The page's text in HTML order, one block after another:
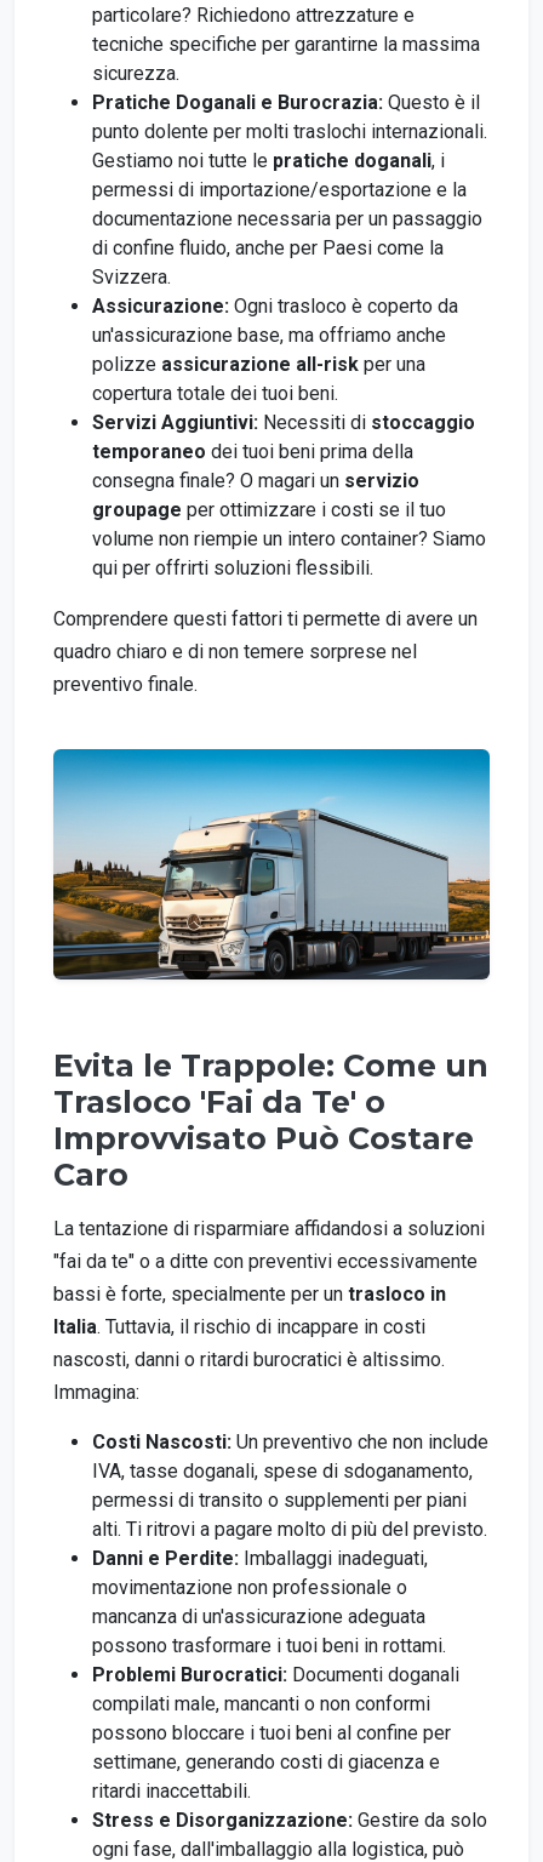
particolare? Richiedono attrezzature e
tecniche specifiche per garantirne la massima
sicurezza.
Pratiche Doganali e Burocrazia: Questo è il
punto dolente per molti traslochi internazionali.
Gestiamo noi tutte le pratiche doganali, i
permessi di importazione/esportazione e la
documentazione necessaria per un passaggio
di confine fluido, anche per Paesi come la
Svizzera.
Assicurazione: Ogni trasloco è coperto da
un'assicurazione base, ma offriamo anche
polizze assicurazione all-risk per una
copertura totale dei tuoi beni.
Servizi Aggiuntivi: Necessiti di stoccaggio
temporaneo dei tuoi beni prima della
consegna finale? O magari un servizio
groupage per ottimizzare i costi se il tuo
volume non riempie un intero container? Siamo
qui per offrirti soluzioni flessibili.
Comprendere questi fattori ti permette di avere un
quadro chiaro e di non temere sorprese nel
preventivo finale.
Evita le Trappole: Come un
Trasloco 'Fai da Te' o
Improvvisato Può Costare
Caro
La tentazione di risparmiare affidandosi a soluzioni
"fai da te" o a ditte con preventivi eccessivamente
bassi è forte, specialmente per un trasloco in
Italia. Tuttavia, il rischio di incappare in costi
nascosti, danni o ritardi burocratici è altissimo.
Immagina:
Costi Nascosti: Un preventivo che non include
IVA, tasse doganali, spese di sdoganamento,
permessi di transito o supplementi per piani
alti. Ti ritrovi a pagare molto di più del previsto.
Danni e Perdite: Imballaggi inadeguati,
movimentazione non professionale o
mancanza di un'assicurazione adeguata
possono trasformare i tuoi beni in rottami.
Problemi Burocratici: Documenti doganali
compilati male, mancanti o non conformi
possono bloccare i tuoi beni al confine per
settimane, generando costi di giacenza e
ritardi inaccettabili.
Stress e Disorganizzazione: Gestire da solo
ogni fase, dall'imballaggio alla logistica, può